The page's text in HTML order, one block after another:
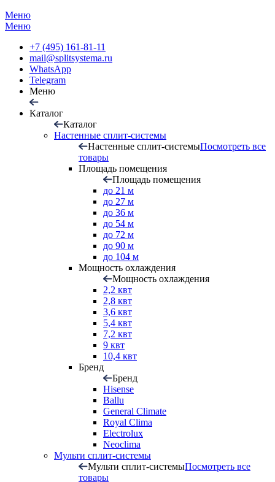
Меню
Меню
+7 (495) 161-81-11
mail@splitsystema.ru
WhatsApp
Telegram
Меню
Каталог
Каталог
Настенные сплит-системы
Настенные сплит-системыПосмотреть все
товары
Площадь помещения
Площадь помещения
до 21 м
до 27 м
до 36 м
до 54 м
до 72 м
до 90 м
до 104 м
Мощность охлаждения
Мощность охлаждения
2,2 квт
2,8 квт
3,6 квт
5,4 квт
7,2 квт
9 квт
10,4 квт
Бренд
Бренд
Hisense
Ballu
General Climate
Royal Clima
Electrolux
Neoclima
Мульти сплит-системы
Мульти сплит-системыПосмотреть все
товары